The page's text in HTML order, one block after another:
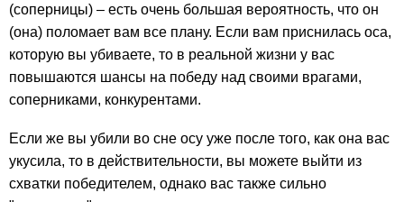
(соперницы) – есть очень большая вероятность, что он
(она) поломает вам все плану. Если вам приснилась оса,
которую вы убиваете, то в реальной жизни у вас
повышаются шансы на победу над своими врагами,
соперниками, конкурентами.
Если же вы убили во сне осу уже после того, как она вас
укусила, то в действительности, вы можете выйти из
схватки победителем, однако вас также сильно